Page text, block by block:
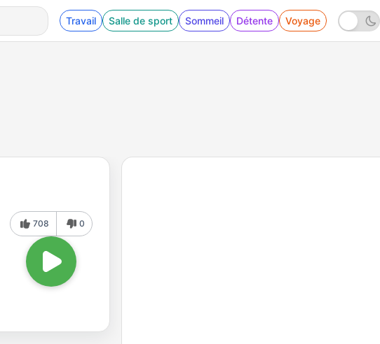
Travail Salle de sport Sommeil Détente Voyage
708 0